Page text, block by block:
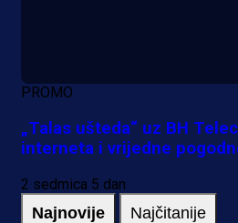
PROMO
„Talas ušteda“ uz BH
interneta i vrijedne
2 sedmica 5 dan
Najnovije Najčitanije